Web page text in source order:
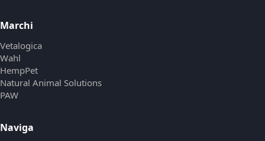
Marchi
Vetalogica
Wahl
HempPet
Natural Animal Solutions
PAW
Naviga